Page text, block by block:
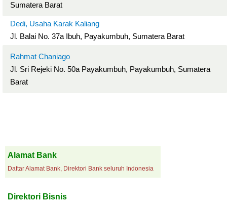
Sumatera Barat
Dedi, Usaha Karak Kaliang
Jl. Balai No. 37a Ibuh, Payakumbuh, Sumatera Barat
Rahmat Chaniago
Jl. Sri Rejeki No. 50a Payakumbuh, Payakumbuh, Sumatera
Barat
Alamat Bank
Daftar Alamat Bank, Direktori Bank seluruh Indonesia
Direktori Bisnis